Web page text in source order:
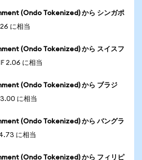
(Ondo Tokenized) から シンガポ
に相当
(Ondo Tokenized) から スイスフ
2.06 に相当
(Ondo Tokenized) から ブラジ
に相当
(Ondo Tokenized) から バングラ
に相当
(Ondo Tokenized) から フィリピ